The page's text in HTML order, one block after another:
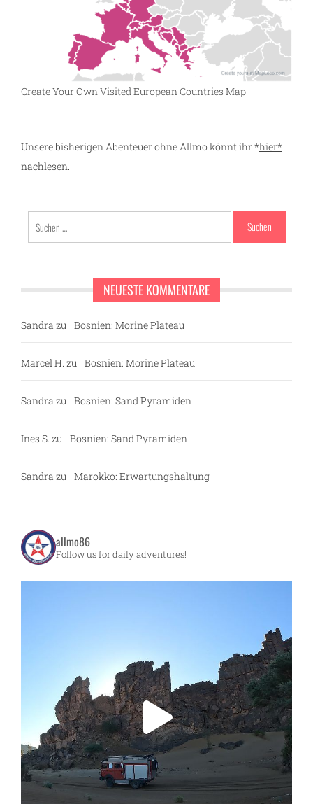
Create Your Own Visited European Countries Map
Unsere bisherigen Abenteuer ohne Allmo könnt ihr *hier*
nachlesen.
nach:
NEUESTE KOMMENTARE
Sandra zu Bosnien: Morine Plateau
Marcel H. zu Bosnien: Morine Plateau
Sandra zu Bosnien: Sand Pyramiden
Ines S. zu Bosnien: Sand Pyramiden
Sandra zu Marokko: Erwartungshaltung
allmo86
Follow us for daily adventures!